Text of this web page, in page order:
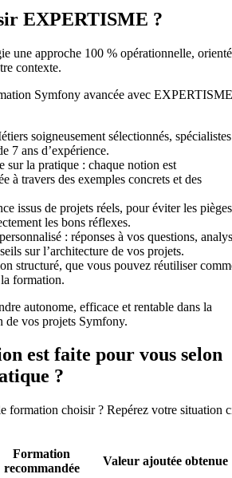
EXPERTISME ?
une approche 100 % opérationnelle,
contexte.
Symfony avancée avec
soigneusement sélectionnés, spécialistes
7 ans d’expérience.
sur la pratique : chaque notion est
à travers des exemples concrets et des
issus de projets réels, pour éviter les pièges
les bons réflexes.
: réponses à vos questions,
sur l’architecture de vos projets.
structuré, que vous pouvez réutiliser
formation.
autonome, efficace et rentable dans la
de vos projets Symfony.
est faite pour vous selon
?
formation choisir ? Repérez votre situation
Formation
recommandée
Valeur ajoutée obtenue